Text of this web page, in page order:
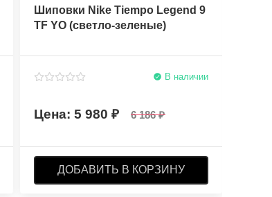
Шиповки Nike Tiempo Legend 9
TF YO (светло-зеленые)
В наличии
5 980 6 186
ДОБАВИТЬ В КОРЗИНУ